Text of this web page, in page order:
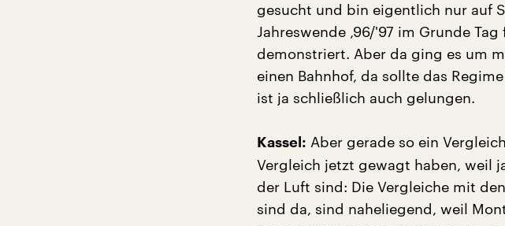
gesucht und bin eigentlich nur auf
Jahreswende ‚96/'97 im Grunde
demonstriert. Aber da ging es um
einen Bahnhof, da sollte das
ist ja schließlich auch gelungen.
Kassel: Aber gerade so ein
Vergleich jetzt gewagt haben, weil
der Luft sind: Die Vergleiche mit
sind da, sind naheliegend, weil